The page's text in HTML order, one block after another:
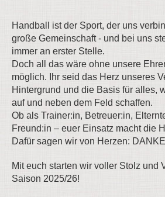
Handball ist der Sport, der uns
große Gemeinschaft - und bei uns
immer an erster Stelle.
Doch all das wäre ohne unsere
möglich. Ihr seid das Herz unseres
Hintergrund und die Basis für alles,
auf und neben dem Feld schaffen.
Ob als Trainer:in, Betreuer:in,
Freund:in – euer Einsatz macht die
Dafür sagen wir von Herzen:
Mit euch starten wir voller Stolz und
Saison 2025/26!